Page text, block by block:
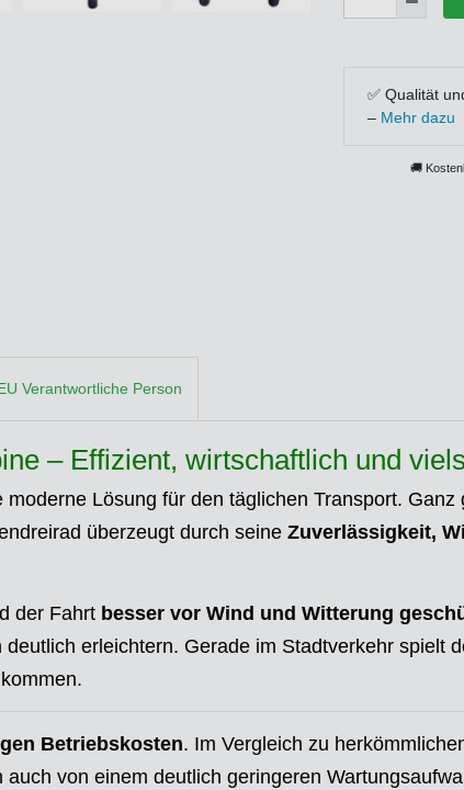
✅ Qualität
– Mehr dazu
🚚
Verantwortliche Person
– Effizient, wirtschaftlich und
moderne Lösung für den täglichen Transport.
überzeugt durch seine Zuverlässigkeit,
der Fahrt besser vor Wind und Witterung
erleichtern. Gerade im Stadtverkehr spielt
Betriebskosten. Im Vergleich zu
von einem deutlich geringeren